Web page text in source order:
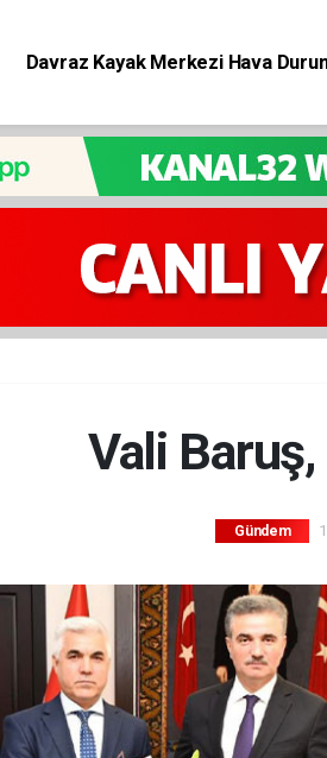
Davraz Kayak Merkezi Hava
Vali Baruş,
Gündem